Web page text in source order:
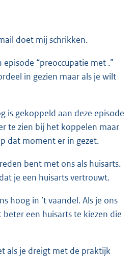
doet mij schrikken.
“preoccupatie met .”
in gezien maar als je wilt
is gekoppeld aan deze episode
te zien bij het koppelen maar
dat moment er in gezet.
bent met ons als huisarts.
je een huisarts vertrouwt.
hoog in ’t vaandel. Als je ons
een huisarts te kiezen die
als je dreigt met de praktijk